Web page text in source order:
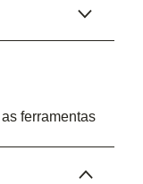
ferramentas